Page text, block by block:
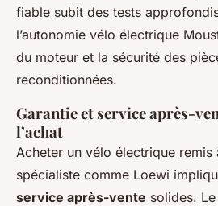
fiable subit des tests
l’autonomie vélo électrique
du moteur et la sécurité des
reconditionnées.
Garantie et service après-
l’achat
Acheter un vélo électrique remis
spécialiste comme Loewi
service après-vente solides.